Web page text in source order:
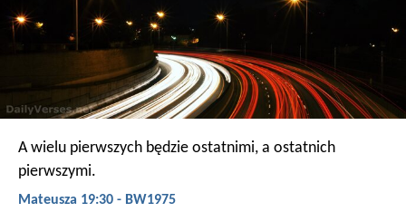
A wielu pierwszych będzie ostatnimi, a ostatnich
pierwszymi.
Mateusza 19:30 - BW1975